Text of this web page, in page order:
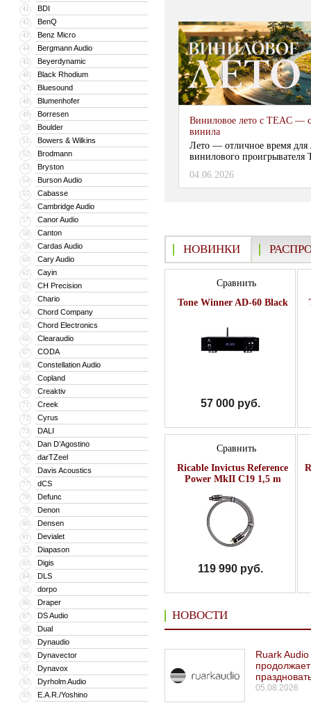
41 BDI
42 BenQ
43 Benz Micro
44 Bergmann Audio
45 Beyerdynamic
46 Black Rhodium
47 Bluesound
48 Blumenhofer
49 Borresen
50 Boulder
51 Bowers & Wilkins
52 Brodmann
53 Bryston
54 Burson Audio
55 Cabasse
56 Cambridge Audio
57 Canor Audio
58 Canton
59 Cardas Audio
60 Cary Audio
61 Cayin
62 CH Precision
63 Chario
64 Chord Company
65 Chord Electronics
66 Clearaudio
67 CODA
68 Constellation Audio
69 Copland
70 Creaktiv
71 Creek
72 Cyrus
73 DALI
74 Dan D’Agostino
75 darTZeel
76 Davis Acoustics
77 dCS
78 Defunc
79 Denon
80 Densen
81 Devialet
82 Diapason
83 Digis
84 DLS
85 dorpo
86 Draper
87 DS Audio
88 Dual
89 Dynaudio
90 Dynavector
91 Dynavox
92 Dyrholm Audio
93 E.A.R./Yoshino
Виниловое лето с TEAC —
винила
Лето — отличное время
винилового
...
04.06.2026
НОВИНКИ
Сравнить
Tone Winner AD-60 Black
57 000 руб.
Сравнить
Ricable Invictus Reference
Power MkII C19 1,5 m
119 990 руб.
НОВОСТИ
Ruark Audio
продолжает
05.08.2026